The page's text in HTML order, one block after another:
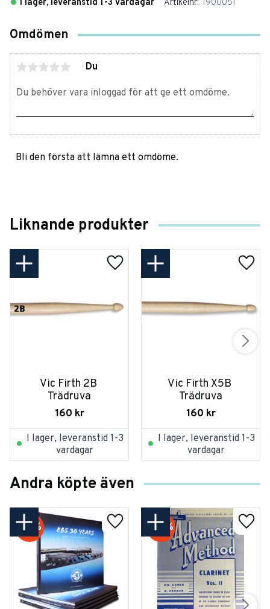
I lager, leveranstid 1-3 vardagar Artikelnr 1900051
Omdömen
Du
Bli den första att lämna ett omdöme.
Liknande produkter
Vic Firth 2B
Trädruva
160 kr
I lager, leveranstid 1-3
vardagar
Vic Firth X5B
Trädruva
160 kr
I lager, leveranstid 1-3
vardagar
Andra köpte även
58 % 49 %